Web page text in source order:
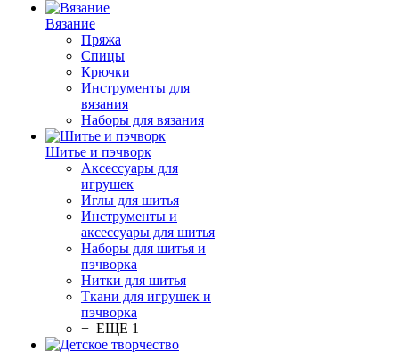
Вязание
Пряжа
Спицы
Крючки
Инструменты для
вязания
Наборы для вязания
Шитье и пэчворк
Аксессуары для
игрушек
Иглы для шитья
Инструменты и
аксессуары для шитья
Наборы для шитья и
пэчворка
Нитки для шитья
Ткани для игрушек и
пэчворка
+ ЕЩЕ 1